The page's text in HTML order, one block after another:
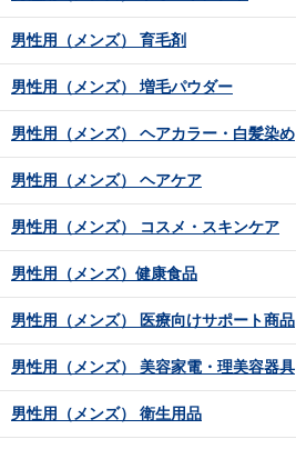
男性用（メンズ） 育毛剤
男性用（メンズ） 増毛パウダー
男性用（メンズ） ヘアカラー・白髪染め
男性用（メンズ） ヘアケア
男性用（メンズ） コスメ・スキンケア
男性用（メンズ）健康食品
男性用（メンズ） 医療向けサポート商品
男性用（メンズ） 美容家電・理美容器具
男性用（メンズ） 衛生用品